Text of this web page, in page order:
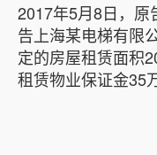
2017年5月8日，原
告上海某电梯有限
定的房屋租赁面积
租赁物业保证金35